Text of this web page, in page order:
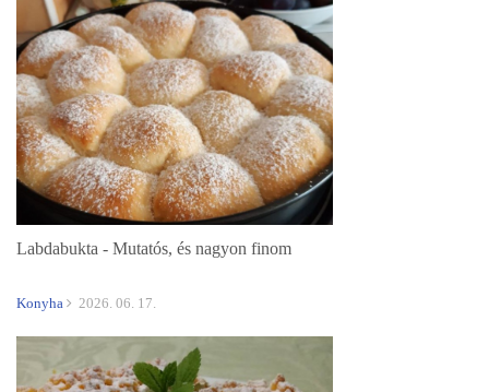
Labdabukta - Mutatós, és nagyon finom
Konyha 2026. 06. 17.